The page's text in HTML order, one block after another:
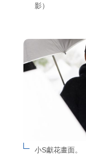
影）
小S獻花畫面。